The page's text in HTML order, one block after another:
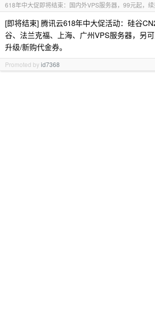
618年中大促即将结束：国内外VPS服务器，99元起，
[即将结束] 腾讯云618年中大促活动：硅谷
谷、法兰克福、上海、广州VPS服务器，另
升级/新购代金券。
Promoted byid7368